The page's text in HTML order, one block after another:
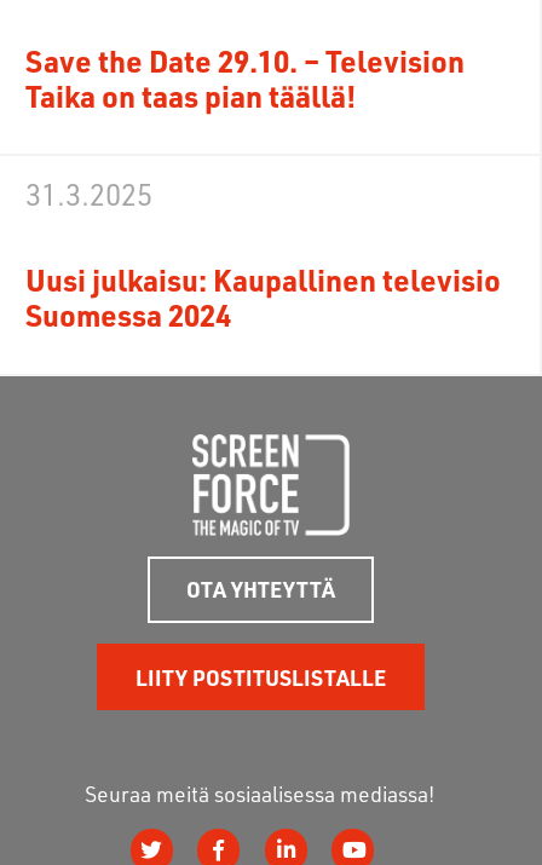
Save the Date 29.10. – Television
Taika on taas pian täällä!
Uusi julkaisu: Kaupallinen televisio
Suomessa 2024
31.3.2025
OTA YHTEYTTÄ
LIITY POSTITUSLISTALLE
Seuraa meitä sosiaalisessa mediassa!